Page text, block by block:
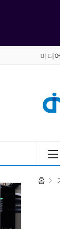
>
모
미디
홈